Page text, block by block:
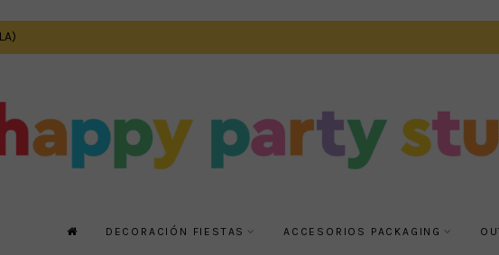
DECORACIÓN FIESTAS ACCESORIOS PACKAGING